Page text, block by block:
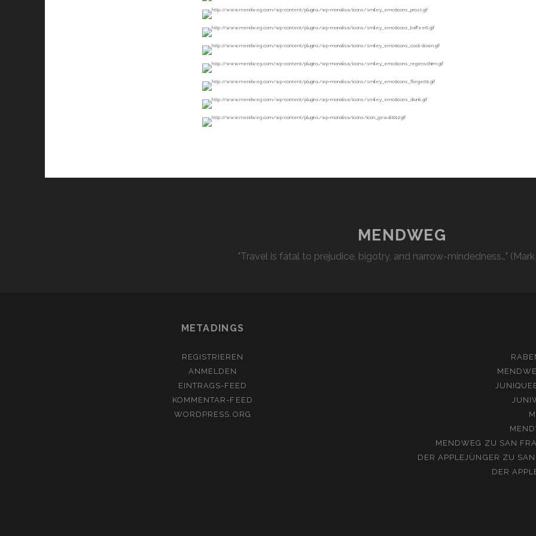
MENDWEG
"Travel is fatal to prejudice, bigotry, and narrow-mindedness…"
METADINGS
REGISTRIEREN
ANMELDEN
EINTRAGS-FEED
KOMMENTAR-FEED
WORDPRESS.ORG
MENDWEG ZU SAN
DER APPLEJÜNGER ZU
DER